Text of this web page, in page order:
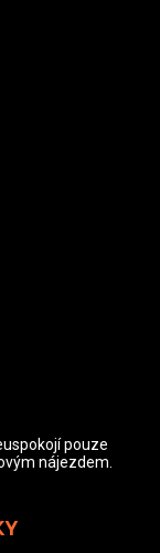
pouze
nájezdem.